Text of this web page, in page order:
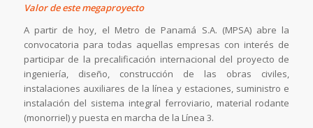
Valor de este megaproyecto
A partir de hoy, el Metro de Panamá S.A. (MPSA) abre la
convocatoria para todas aquellas empresas con interés de
participar de la precalificación internacional del proyecto de
ingeniería, diseño, construcción de las obras civiles,
instalaciones auxiliares de la línea y estaciones, suministro e
instalación del sistema integral ferroviario, material rodante
(monorriel) y puesta en marcha de la Línea 3.